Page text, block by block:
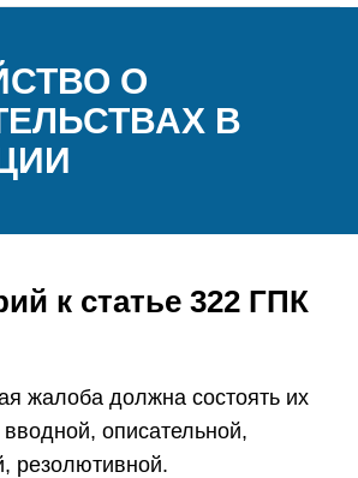
О
В
к статье 322 ГПК
жалоба должна состоять их
описательной,
резолютивной.